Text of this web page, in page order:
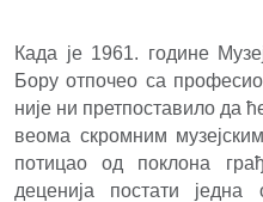
Када је 1961. године
Бору отпочео са
није ни претпоставило да
веома скромним
потицао од поклона
деценија постати једна